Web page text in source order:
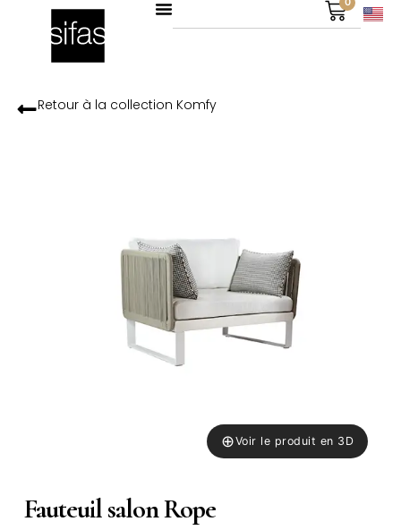
Retour à la collection Komfy
Fauteuil salon Rope
⊕Voir le produit en 3D